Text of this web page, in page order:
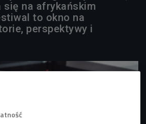
się na afrykańskim
to okno na
perspektywy i